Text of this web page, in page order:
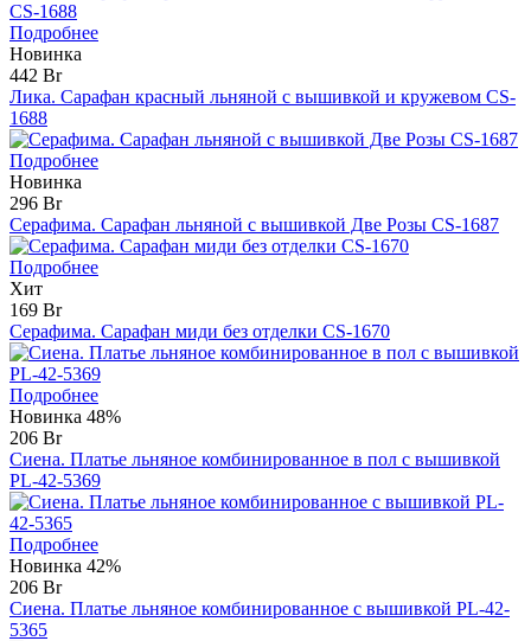
Подробнее
Новинка
442 Br
Лика. Сарафан красный льняной с вышивкой и кружевом CS-
1688
Подробнее
Новинка
296 Br
Серафима. Сарафан льняной с вышивкой Две Розы CS-1687
Подробнее
Хит
169 Br
Серафима. Сарафан миди без отделки CS-1670
Подробнее
Новинка 48%
206 Br
Сиена. Платье льняное комбинированное в пол с вышивкой
PL-42-5369
Подробнее
Новинка 42%
206 Br
Сиена. Платье льняное комбинированное с вышивкой PL-42-
5365